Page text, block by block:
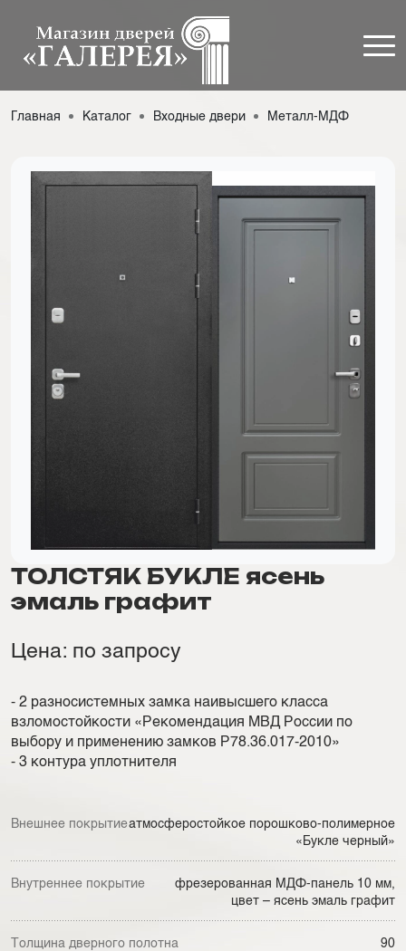
Главная Каталог Входные двери Металл-МДФ
ТОЛСТЯК БУКЛЕ ясень
эмаль графит
Цена: по запросу
- 2 разносистемных замка наивысшего класса
взломостойкости «Рекомендация МВД России по
выбору и применению замков Р78.36.017-2010»
- 3 контура уплотнителя
Внешнее покрытиеатмосферостойкое порошково-полимерное
«Букле черный»
Внутреннее покрытие
фрезерованная МДФ-панель 10 мм,
цвет – ясень эмаль графит
Толщина дверного полотна 90